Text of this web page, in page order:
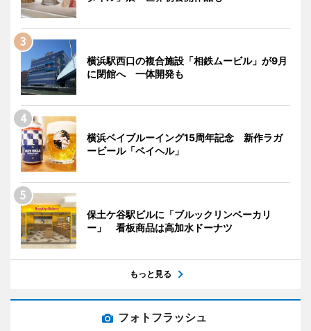
横浜駅西口の複合施設「相鉄ムービル」が9月
に閉館へ 一体開発も
横浜ベイブルーイング15周年記念 新作ラガ
ービール「ベイヘル」
保土ケ谷駅ビルに「ブルックリンベーカリ
ー」 看板商品は高加水ドーナツ
もっと見る
フォトフラッシュ